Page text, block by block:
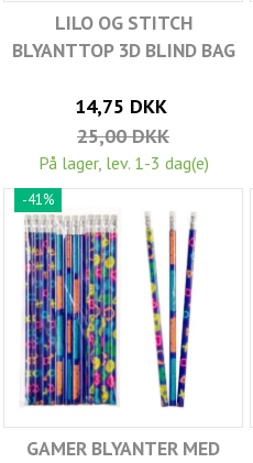
LILO OG STITCH
BLYANTTOP 3D BLIND BAG
14,75 DKK
25,00 DKK
På lager, lev. 1-3 dag(e)
-41%
GAMER BLYANTER MED